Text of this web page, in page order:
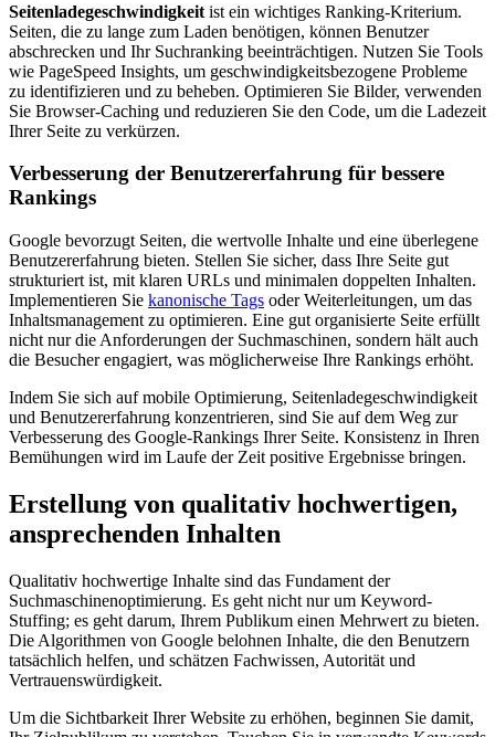
Seitenladegeschwindigkeit ist ein wichtiges Ranking-Kriterium.
Seiten, die zu lange zum Laden benötigen, können Benutzer
abschrecken und Ihr Suchranking beeinträchtigen. Nutzen Sie Tools
wie PageSpeed Insights, um geschwindigkeitsbezogene Probleme
zu identifizieren und zu beheben. Optimieren Sie Bilder, verwenden
Sie Browser-Caching und reduzieren Sie den Code, um die Ladezeit
Ihrer Seite zu verkürzen.
Verbesserung der Benutzererfahrung für bessere
Rankings
Google bevorzugt Seiten, die wertvolle Inhalte und eine überlegene
Benutzererfahrung bieten. Stellen Sie sicher, dass Ihre Seite gut
strukturiert ist, mit klaren URLs und minimalen doppelten Inhalten.
Implementieren Sie kanonische Tags oder Weiterleitungen, um das
Inhaltsmanagement zu optimieren. Eine gut organisierte Seite erfüllt
nicht nur die Anforderungen der Suchmaschinen, sondern hält auch
die Besucher engagiert, was möglicherweise Ihre Rankings erhöht.
Indem Sie sich auf mobile Optimierung, Seitenladegeschwindigkeit
und Benutzererfahrung konzentrieren, sind Sie auf dem Weg zur
Verbesserung des Google-Rankings Ihrer Seite. Konsistenz in Ihren
Bemühungen wird im Laufe der Zeit positive Ergebnisse bringen.
Erstellung von qualitativ hochwertigen,
ansprechenden Inhalten
Qualitativ hochwertige Inhalte sind das Fundament der
Suchmaschinenoptimierung. Es geht nicht nur um Keyword-
Stuffing; es geht darum, Ihrem Publikum einen Mehrwert zu bieten.
Die Algorithmen von Google belohnen Inhalte, die den Benutzern
tatsächlich helfen, und schätzen Fachwissen, Autorität und
Vertrauenswürdigkeit.
Um die Sichtbarkeit Ihrer Website zu erhöhen, beginnen Sie damit,